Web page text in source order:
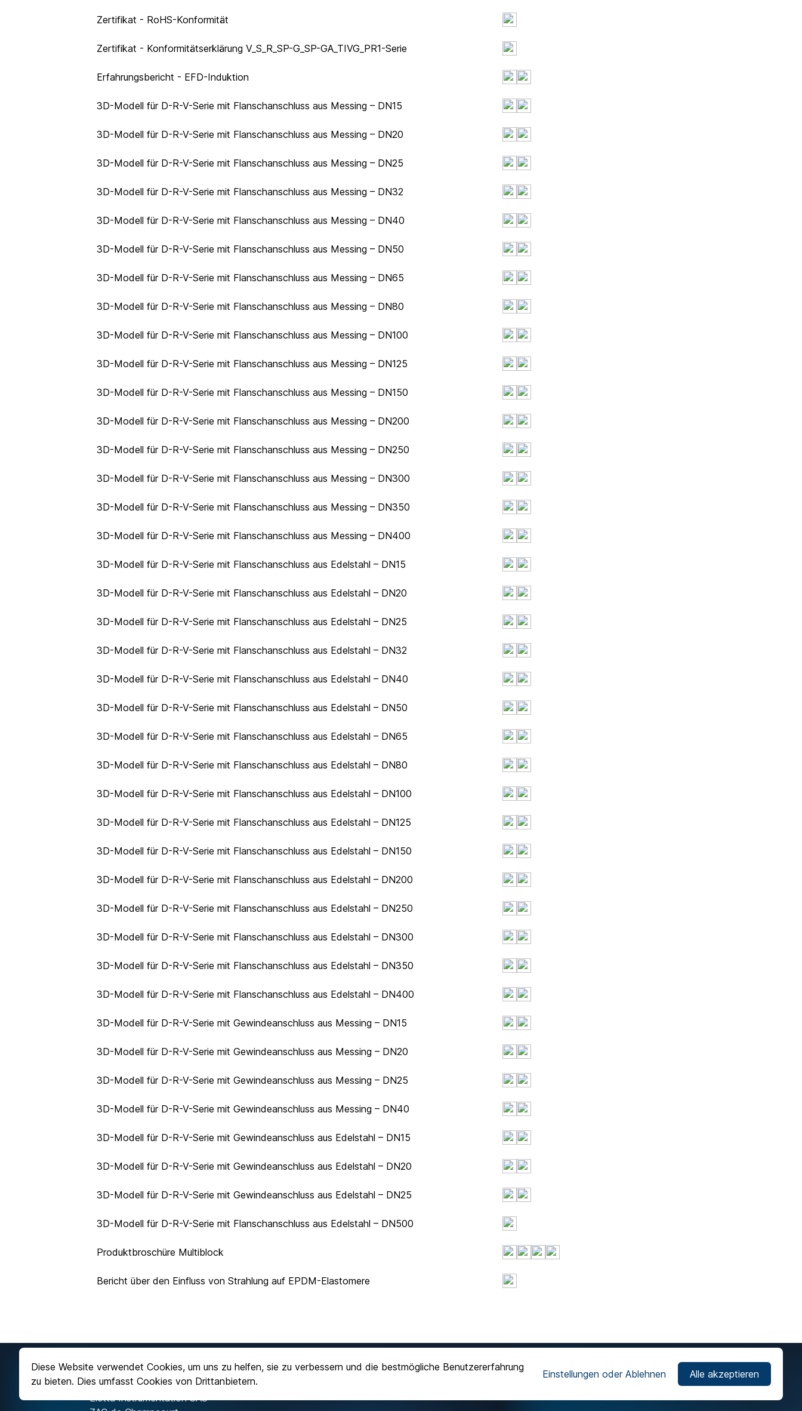
Zertifikat - RoHS-Konformität
Zertifikat - Konformitätserklärung V_S_R_SP-G_SP-GA_TIVG_PR1-Serie
Erfahrungsbericht - EFD-Induktion
3D-Modell für D-R-V-Serie mit Flanschanschluss aus Messing – DN15
3D-Modell für D-R-V-Serie mit Flanschanschluss aus Messing – DN20
3D-Modell für D-R-V-Serie mit Flanschanschluss aus Messing – DN25
3D-Modell für D-R-V-Serie mit Flanschanschluss aus Messing – DN32
3D-Modell für D-R-V-Serie mit Flanschanschluss aus Messing – DN40
3D-Modell für D-R-V-Serie mit Flanschanschluss aus Messing – DN50
3D-Modell für D-R-V-Serie mit Flanschanschluss aus Messing – DN65
3D-Modell für D-R-V-Serie mit Flanschanschluss aus Messing – DN80
3D-Modell für D-R-V-Serie mit Flanschanschluss aus Messing – DN100
3D-Modell für D-R-V-Serie mit Flanschanschluss aus Messing – DN125
3D-Modell für D-R-V-Serie mit Flanschanschluss aus Messing – DN150
3D-Modell für D-R-V-Serie mit Flanschanschluss aus Messing – DN200
3D-Modell für D-R-V-Serie mit Flanschanschluss aus Messing – DN250
3D-Modell für D-R-V-Serie mit Flanschanschluss aus Messing – DN300
3D-Modell für D-R-V-Serie mit Flanschanschluss aus Messing – DN350
3D-Modell für D-R-V-Serie mit Flanschanschluss aus Messing – DN400
3D-Modell für D-R-V-Serie mit Flanschanschluss aus Edelstahl – DN15
3D-Modell für D-R-V-Serie mit Flanschanschluss aus Edelstahl – DN20
3D-Modell für D-R-V-Serie mit Flanschanschluss aus Edelstahl – DN25
3D-Modell für D-R-V-Serie mit Flanschanschluss aus Edelstahl – DN32
3D-Modell für D-R-V-Serie mit Flanschanschluss aus Edelstahl – DN40
3D-Modell für D-R-V-Serie mit Flanschanschluss aus Edelstahl – DN50
3D-Modell für D-R-V-Serie mit Flanschanschluss aus Edelstahl – DN65
3D-Modell für D-R-V-Serie mit Flanschanschluss aus Edelstahl – DN80
3D-Modell für D-R-V-Serie mit Flanschanschluss aus Edelstahl – DN100
3D-Modell für D-R-V-Serie mit Flanschanschluss aus Edelstahl – DN125
3D-Modell für D-R-V-Serie mit Flanschanschluss aus Edelstahl – DN150
3D-Modell für D-R-V-Serie mit Flanschanschluss aus Edelstahl – DN200
3D-Modell für D-R-V-Serie mit Flanschanschluss aus Edelstahl – DN250
3D-Modell für D-R-V-Serie mit Flanschanschluss aus Edelstahl – DN300
3D-Modell für D-R-V-Serie mit Flanschanschluss aus Edelstahl – DN350
3D-Modell für D-R-V-Serie mit Flanschanschluss aus Edelstahl – DN400
3D-Modell für D-R-V-Serie mit Gewindeanschluss aus Messing – DN15
3D-Modell für D-R-V-Serie mit Gewindeanschluss aus Messing – DN20
3D-Modell für D-R-V-Serie mit Gewindeanschluss aus Messing – DN25
3D-Modell für D-R-V-Serie mit Gewindeanschluss aus Messing – DN40
3D-Modell für D-R-V-Serie mit Gewindeanschluss aus Edelstahl – DN15
3D-Modell für D-R-V-Serie mit Gewindeanschluss aus Edelstahl – DN20
3D-Modell für D-R-V-Serie mit Gewindeanschluss aus Edelstahl – DN25
3D-Modell für D-R-V-Serie mit Flanschanschluss aus Edelstahl – DN500
Produktbroschüre Multiblock
Bericht über den Einfluss von Strahlung auf EPDM-Elastomere
Diese Website verwendet Cookies, um uns zu helfen, sie zu verbessern und die bestmögliche Benutzererfahrung
zu bieten. Dies umfasst Cookies von Drittanbietern.
Einstellungen oder Ablehnen Alle akzeptieren
Kontaktieren Sie uns
+33 (0)4 70 99 65 60
Eletta Instrumentation SAS